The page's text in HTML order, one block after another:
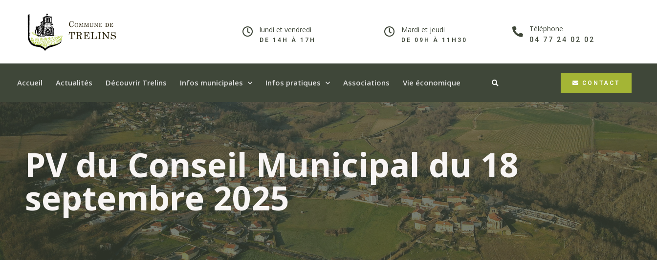
lundi et vendredi
DE 14H À 17H​
Mardi et jeudi
DE 09H À 11H30
Téléphone
04 77 24 02 02
Accueil Actualités Découvrir Trelins Infos municipales Infos pratiques Associations Vie économique CONTACT
PV du Conseil Municipal du 18
septembre 2025